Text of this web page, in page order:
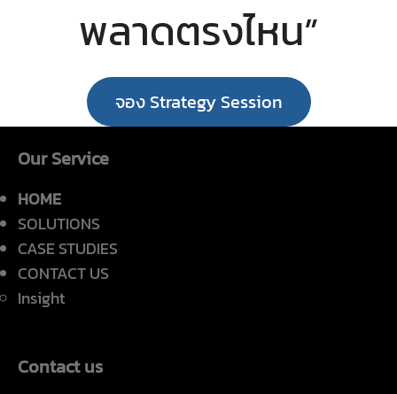
พลาดตรงไหน”
จอง Strategy Session
Our Service
HOME
SOLUTIONS
CASE STUDIES
CONTACT US
Insight
Contact us